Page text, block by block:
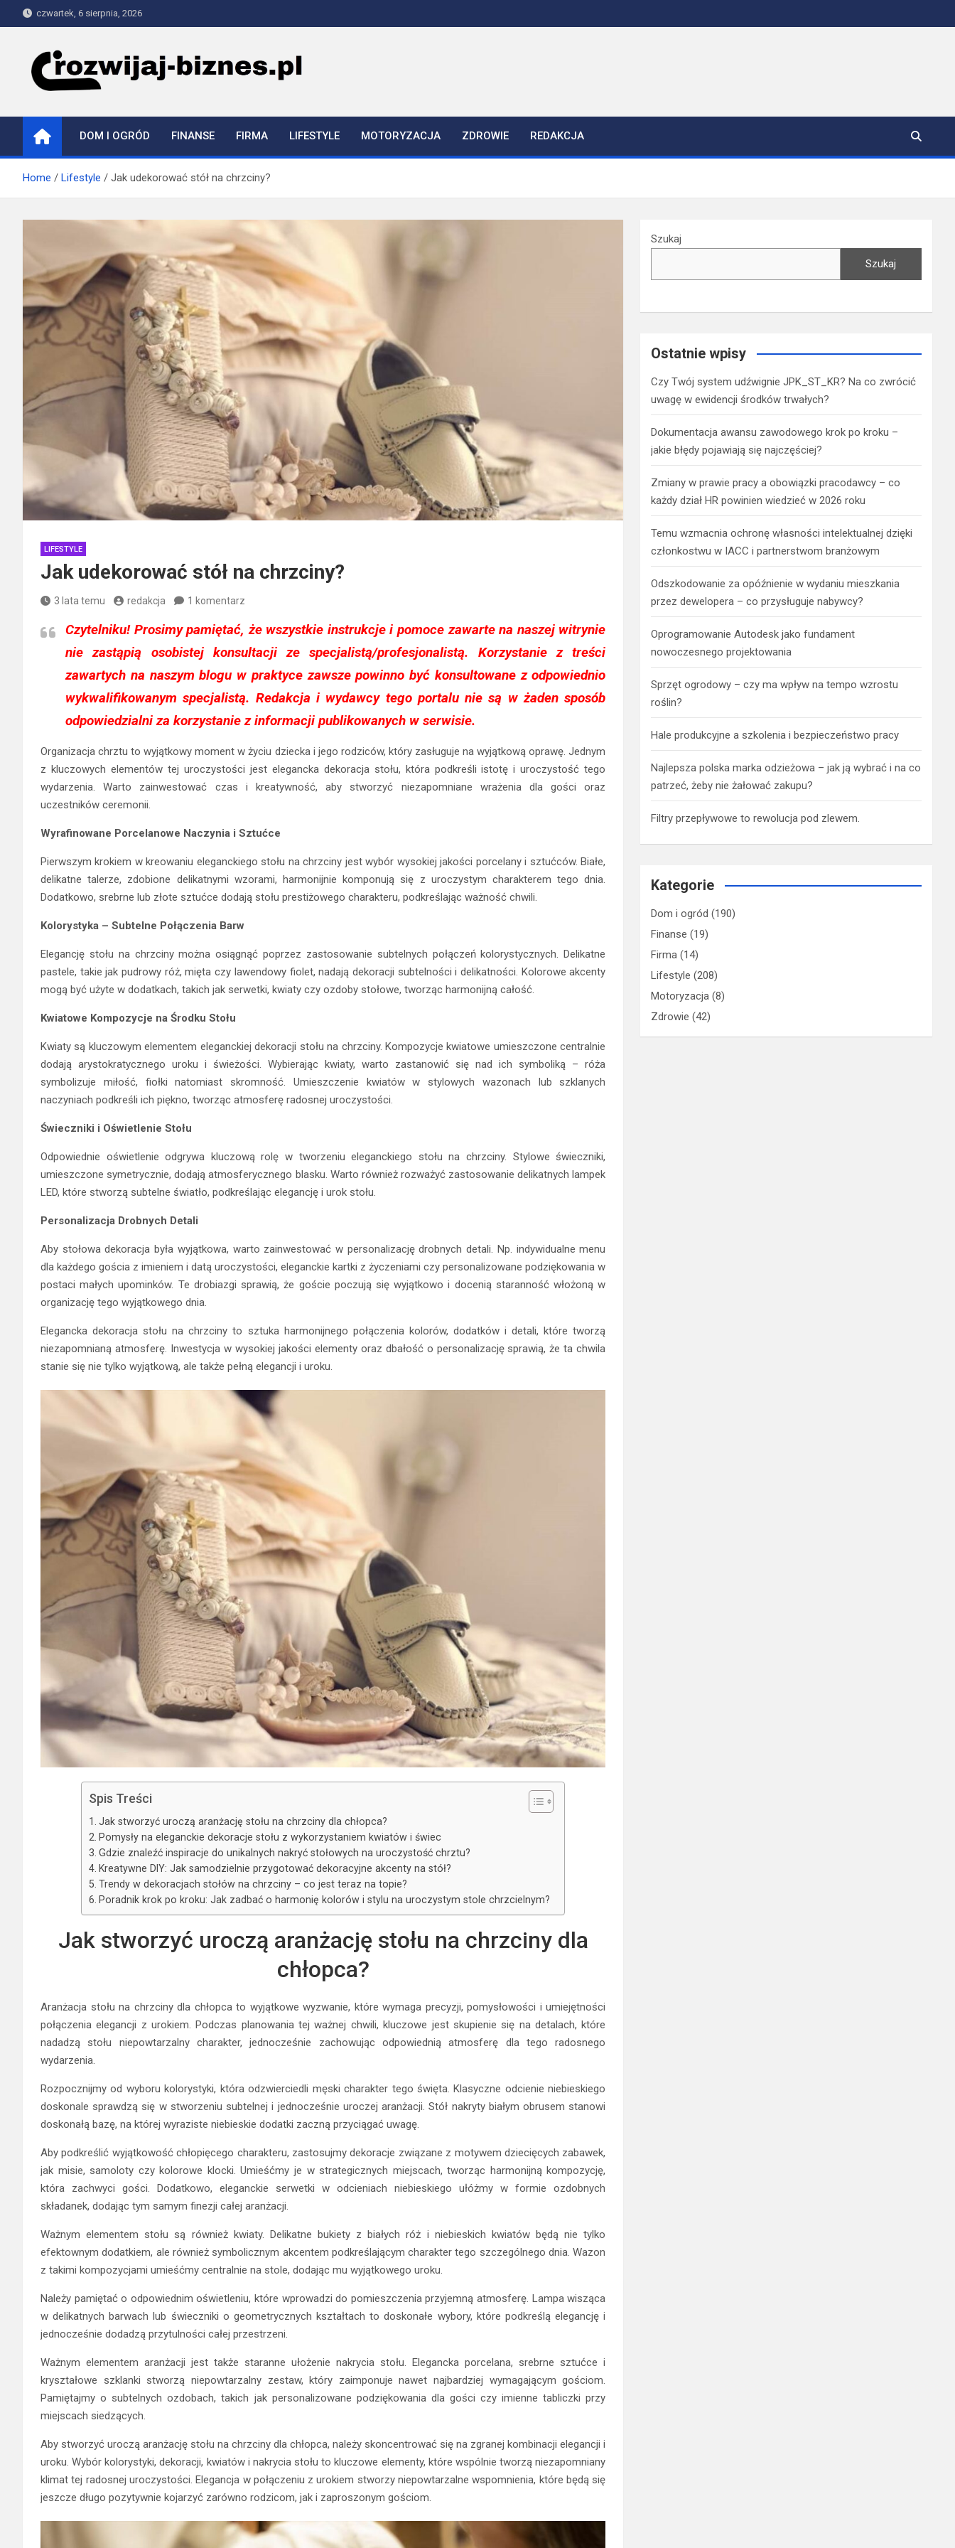
to
czwartek, 6 sierpnia, 2026
rozwijaj-biznes.pl
DOM I OGRÓD FINANSE FIRMA LIFESTYLE MOTORYZACJA ZDROWIE REDAKCJA
Home Lifestyle Jak udekorować stół na chrzciny?
LIFESTYLE
Jak udekorować stół na chrzciny?
3 lata temu redakcja 1 komentarz
Czytelniku!Prosimy pamiętać, że wszystkie instrukcje i pomoce zawarte na naszej witrynie
nie zastąpią osobistej konsultacji ze specjalistą/profesjonalistą. Korzystanie z treści
zawartych na naszym blogu w praktyce zawsze powinno być konsultowane z odpowiednio
wykwalifikowanym specjalistą. Redakcja i wydawcy tego portalu nie są w żaden sposób
odpowiedzialni za korzystanie z informacji publikowanych w serwisie.
Organizacja chrztu to wyjątkowy moment w życiu dziecka i jego rodziców, który zasługuje na wyjątkową oprawę. Jednym
z kluczowych elementów tej uroczystości jest elegancka dekoracja stołu, która podkreśli istotę i uroczystość tego
wydarzenia. Warto zainwestować czas i kreatywność, aby stworzyć niezapomniane wrażenia dla gości oraz
uczestników ceremonii.
Wyrafinowane Porcelanowe Naczynia i Sztućce
Pierwszym krokiem w kreowaniu eleganckiego stołu na chrzciny jest wybór wysokiej jakości porcelany i sztućców. Białe,
delikatne talerze, zdobione delikatnymi wzorami, harmonijnie komponują się z uroczystym charakterem tego dnia.
Dodatkowo, srebrne lub złote sztućce dodają stołu prestiżowego charakteru, podkreślając ważność chwili.
Kolorystyka – Subtelne Połączenia Barw
Elegancję stołu na chrzciny można osiągnąć poprzez zastosowanie subtelnych połączeń kolorystycznych. Delikatne
pastele, takie jak pudrowy róż, mięta czy lawendowy fiolet, nadają dekoracji subtelności i delikatności. Kolorowe akcenty
mogą być użyte w dodatkach, takich jak serwetki, kwiaty czy ozdoby stołowe, tworząc harmonijną całość.
Kwiatowe Kompozycje na Środku Stołu
Kwiaty są kluczowym elementem eleganckiej dekoracji stołu na chrzciny. Kompozycje kwiatowe umieszczone centralnie
dodają arystokratycznego uroku i świeżości. Wybierając kwiaty, warto zastanowić się nad ich symboliką – róża
symbolizuje miłość, fiołki natomiast skromność. Umieszczenie kwiatów w stylowych wazonach lub szklanych
naczyniach podkreśli ich piękno, tworząc atmosferę radosnej uroczystości.
Świeczniki i Oświetlenie Stołu
Odpowiednie oświetlenie odgrywa kluczową rolę w tworzeniu eleganckiego stołu na chrzciny. Stylowe świeczniki,
umieszczone symetrycznie, dodają atmosferycznego blasku. Warto również rozważyć zastosowanie delikatnych lampek
LED, które stworzą subtelne światło, podkreślając elegancję i urok stołu.
Personalizacja Drobnych Detali
Aby stołowa dekoracja była wyjątkowa, warto zainwestować w personalizację drobnych detali. Np. indywidualne menu
dla każdego gościa z imieniem i datą uroczystości, eleganckie kartki z życzeniami czy personalizowane podziękowania w
postaci małych upominków. Te drobiazgi sprawią, że goście poczują się wyjątkowo i docenią staranność włożoną w
organizację tego wyjątkowego dnia.
Elegancka dekoracja stołu na chrzciny to sztuka harmonijnego połączenia kolorów, dodatków i detali, które tworzą
niezapomnianą atmosferę. Inwestycja w wysokiej jakości elementy oraz dbałość o personalizację sprawią, że ta chwila
stanie się nie tylko wyjątkową, ale także pełną elegancji i uroku.
Spis Treści
Jak stworzyć uroczą aranżację stołu na chrzciny dla chłopca?
Pomysły na eleganckie dekoracje stołu z wykorzystaniem kwiatów i świec
Gdzie znaleźć inspiracje do unikalnych nakryć stołowych na uroczystość chrztu?
Kreatywne DIY: Jak samodzielnie przygotować dekoracyjne akcenty na stół?
Trendy w dekoracjach stołów na chrzciny – co jest teraz na topie?
Poradnik krok po kroku: Jak zadbać o harmonię kolorów i stylu na uroczystym stole chrzcielnym?
Jak stworzyć uroczą aranżację stołu na chrzciny dla
chłopca?
Aranżacja stołu na chrzciny dla chłopca to wyjątkowe wyzwanie, które wymaga precyzji, pomysłowości i umiejętności
połączenia elegancji z urokiem. Podczas planowania tej ważnej chwili, kluczowe jest skupienie się na detalach, które
nadadzą stołu niepowtarzalny charakter, jednocześnie zachowując odpowiednią atmosferę dla tego radosnego
wydarzenia.
Rozpocznijmy od wyboru kolorystyki, która odzwierciedli męski charakter tego święta. Klasyczne odcienie niebieskiego
doskonale sprawdzą się w stworzeniu subtelnej i jednocześnie uroczej aranżacji. Stół nakryty białym obrusem stanowi
doskonałą bazę, na której wyraziste niebieskie dodatki zaczną przyciągać uwagę.
Aby podkreślić wyjątkowość chłopięcego charakteru, zastosujmy dekoracje związane z motywem dziecięcych zabawek,
jak misie, samoloty czy kolorowe klocki. Umieśćmy je w strategicznych miejscach, tworząc harmonijną kompozycję,
która zachwyci gości. Dodatkowo, eleganckie serwetki w odcieniach niebieskiego ułóżmy w formie ozdobnych
składanek, dodając tym samym finezji całej aranżacji.
Ważnym elementem stołu są również kwiaty. Delikatne bukiety z białych róż i niebieskich kwiatów będą nie tylko
efektownym dodatkiem, ale również symbolicznym akcentem podkreślającym charakter tego szczególnego dnia. Wazon
z takimi kompozycjami umieśćmy centralnie na stole, dodając mu wyjątkowego uroku.
Należy pamiętać o odpowiednim oświetleniu, które wprowadzi do pomieszczenia przyjemną atmosferę. Lampa wisząca
w delikatnych barwach lub świeczniki o geometrycznych kształtach to doskonałe wybory, które podkreślą elegancję i
jednocześnie dodadzą przytulności całej przestrzeni.
Ważnym elementem aranżacji jest także staranne ułożenie nakrycia stołu. Elegancka porcelana, srebrne sztućce i
kryształowe szklanki stworzą niepowtarzalny zestaw, który zaimponuje nawet najbardziej wymagającym gościom.
Pamiętajmy o subtelnych ozdobach, takich jak personalizowane podziękowania dla gości czy imienne tabliczki przy
miejscach siedzących.
Aby stworzyć uroczą aranżację stołu na chrzciny dla chłopca, należy skoncentrować się na zgranej kombinacji elegancji i
uroku. Wybór kolorystyki, dekoracji, kwiatów i nakrycia stołu to kluczowe elementy, które wspólnie tworzą niezapomniany
klimat tej radosnej uroczystości. Elegancja w połączeniu z urokiem stworzy niepowtarzalne wspomnienia, które będą się
jeszcze długo pozytywnie kojarzyć zarówno rodzicom, jak i zaproszonym gościom.
Szukaj
Szukaj
Ostatnie wpisy
Czy Twój system udźwignie JPK_ST_KR? Na co zwrócić
uwagę w ewidencji środków trwałych?
Dokumentacja awansu zawodowego krok po kroku –
jakie błędy pojawiają się najczęściej?
Zmiany w prawie pracy a obowiązki pracodawcy – co
każdy dział HR powinien wiedzieć w 2026 roku
Temu wzmacnia ochronę własności intelektualnej dzięki
członkostwu w IACC i partnerstwom branżowym
Odszkodowanie za opóźnienie w wydaniu mieszkania
przez dewelopera – co przysługuje nabywcy?
Oprogramowanie Autodesk jako fundament
nowoczesnego projektowania
Sprzęt ogrodowy – czy ma wpływ na tempo wzrostu
roślin?
Hale produkcyjne a szkolenia i bezpieczeństwo pracy
Najlepsza polska marka odzieżowa – jak ją wybrać i na co
patrzeć, żeby nie żałować zakupu?
Filtry przepływowe to rewolucja pod zlewem.
Kategorie
Dom i ogród (190)
Finanse (19)
Firma (14)
Lifestyle (208)
Motoryzacja (8)
Zdrowie (42)